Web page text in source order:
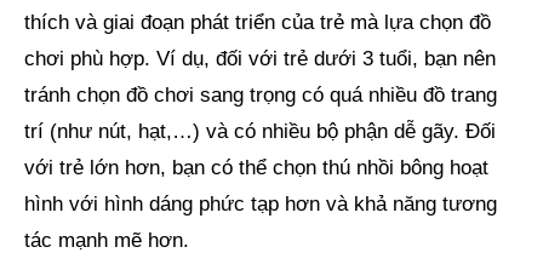
thích và giai đoạn phát triển của trẻ mà lựa chọn đồ
chơi phù hợp. Ví dụ, đối với trẻ dưới 3 tuổi, bạn nên
tránh chọn đồ chơi sang trọng có quá nhiều đồ trang
trí (như nút, hạt,…) và có nhiều bộ phận dễ gãy. Đối
với trẻ lớn hơn, bạn có thể chọn thú nhồi bông hoạt
hình với hình dáng phức tạp hơn và khả năng tương
tác mạnh mẽ hơn.